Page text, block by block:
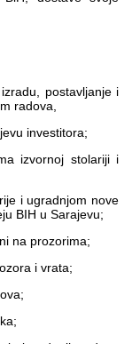
postavljanje i
radova,
investitora;
izvornoj stolariji i
i ugradnjom nove
BIH u Sarajevu;
na prozorima;
i vrata;